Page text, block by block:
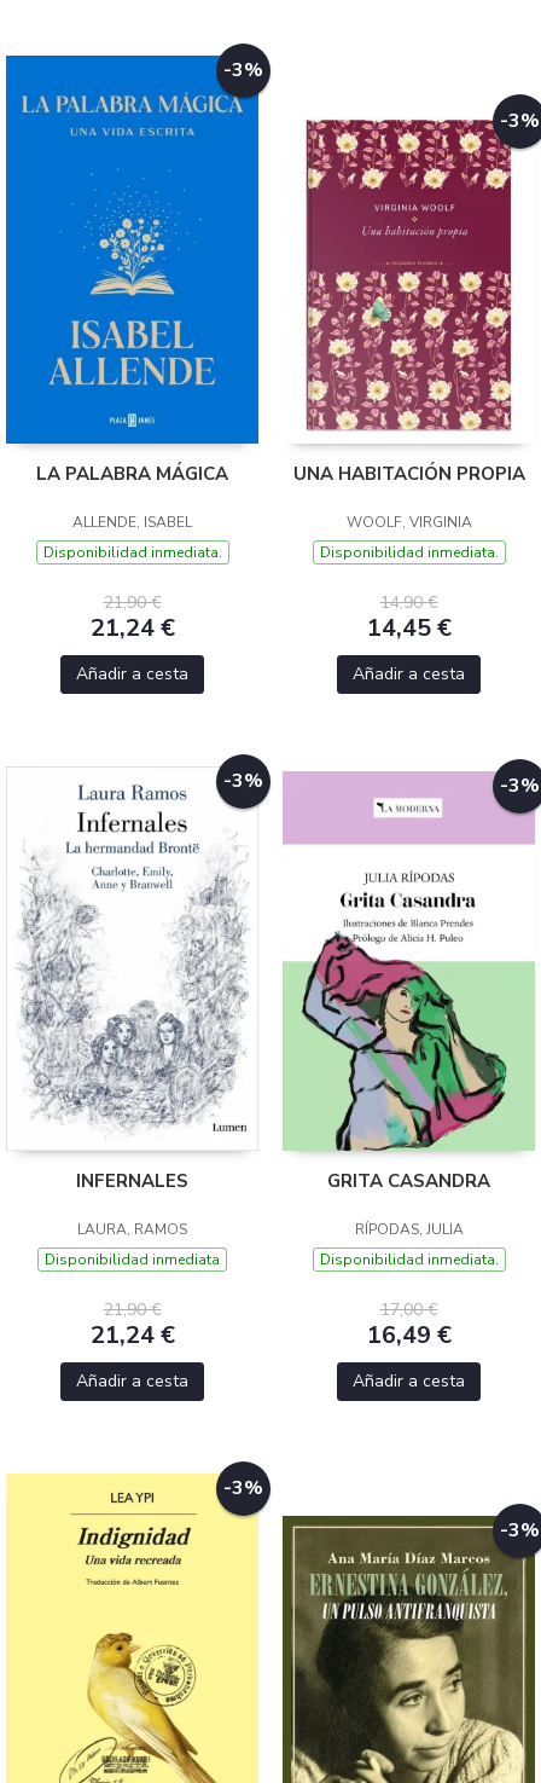
-3%
LA PALABRA MÁGICA
ALLENDE, ISABEL
Disponibilidad inmediata.
21,90 €
21,24 €
Añadir a cesta
-3%
UNA HABITACIÓN PROPIA
WOOLF, VIRGINIA
Disponibilidad inmediata.
14,90 €
14,45 €
Añadir a cesta
-3%
INFERNALES
LAURA, RAMOS
Disponibilidad inmediata
21,90 €
21,24 €
Añadir a cesta
-3%
GRITA CASANDRA
RÍPODAS, JULIA
Disponibilidad inmediata.
17,00 €
16,49 €
Añadir a cesta
-3%
-3%